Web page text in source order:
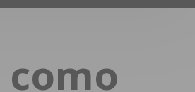
INICIAR SESSÃO